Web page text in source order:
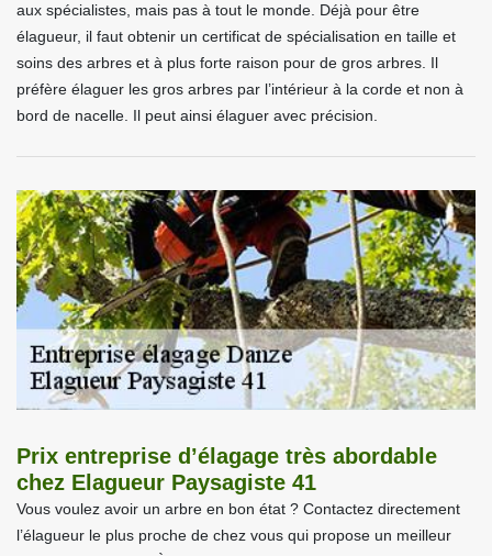
aux spécialistes, mais pas à tout le monde. Déjà pour être
élagueur, il faut obtenir un certificat de spécialisation en taille et
soins des arbres et à plus forte raison pour de gros arbres. Il
préfère élaguer les gros arbres par l’intérieur à la corde et non à
bord de nacelle. Il peut ainsi élaguer avec précision.
Prix entreprise d’élagage très abordable
chez Elagueur Paysagiste 41
Vous voulez avoir un arbre en bon état ? Contactez directement
l’élagueur le plus proche de chez vous qui propose un meilleur